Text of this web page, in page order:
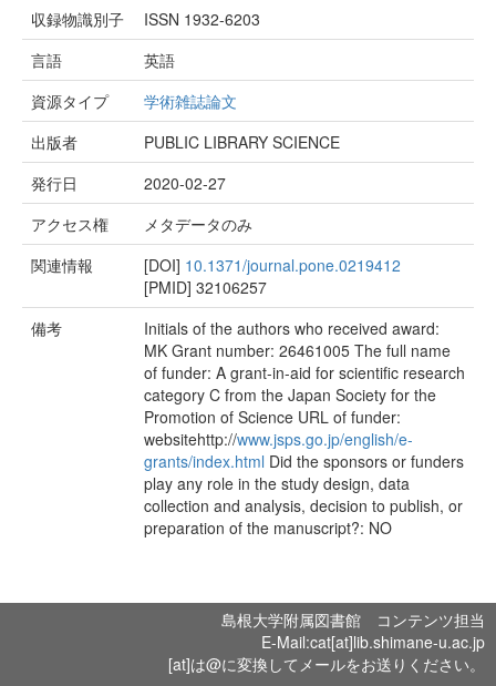
収録物識別子
ISSN 1932-6203
言語
英語
資源タイプ
学術雑誌論文
出版者
PUBLIC LIBRARY SCIENCE
発行日
2020-02-27
アクセス権
メタデータのみ
関連情報
[DOI] 10.1371/journal.pone.0219412
[PMID] 32106257
備考
Initials of the authors who received award:
MK Grant number: 26461005 The full name
of funder: A grant-in-aid for scientific research
category C from the Japan Society for the
Promotion of Science URL of funder:
websitehttp://www.jsps.go.jp/english/e-
grants/index.html Did the sponsors or funders
play any role in the study design, data
collection and analysis, decision to publish, or
preparation of the manuscript?: NO
島根大学附属図書館 コンテンツ担当
E-Mail:cat[at]lib.shimane-u.ac.jp
[at]は@に変換してメールをお送りください。